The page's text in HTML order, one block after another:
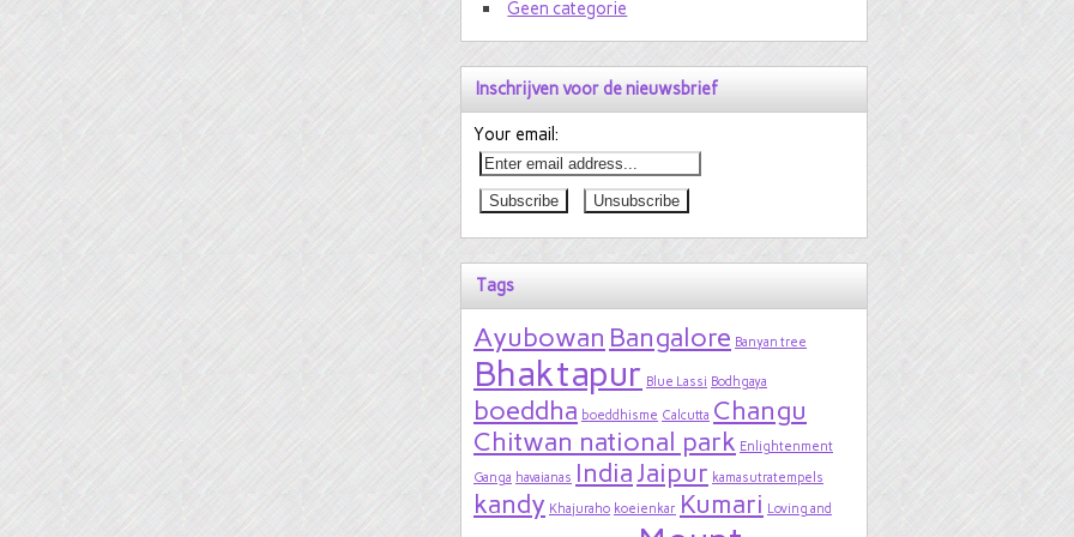
Geen categorie
Inschrijven voor de nieuwsbrief
Your email:
Tags
Ayubowan Bangalore Banyan tree
Bhaktapur Blue Lassi Bodhgaya
boeddha boeddhisme Calcutta Changu
Chitwan national park Enlightenment
Ganga havaianas IndiaJaipur kamasutratempels
kandy Khajuraho koeienkar Kumari Loving and